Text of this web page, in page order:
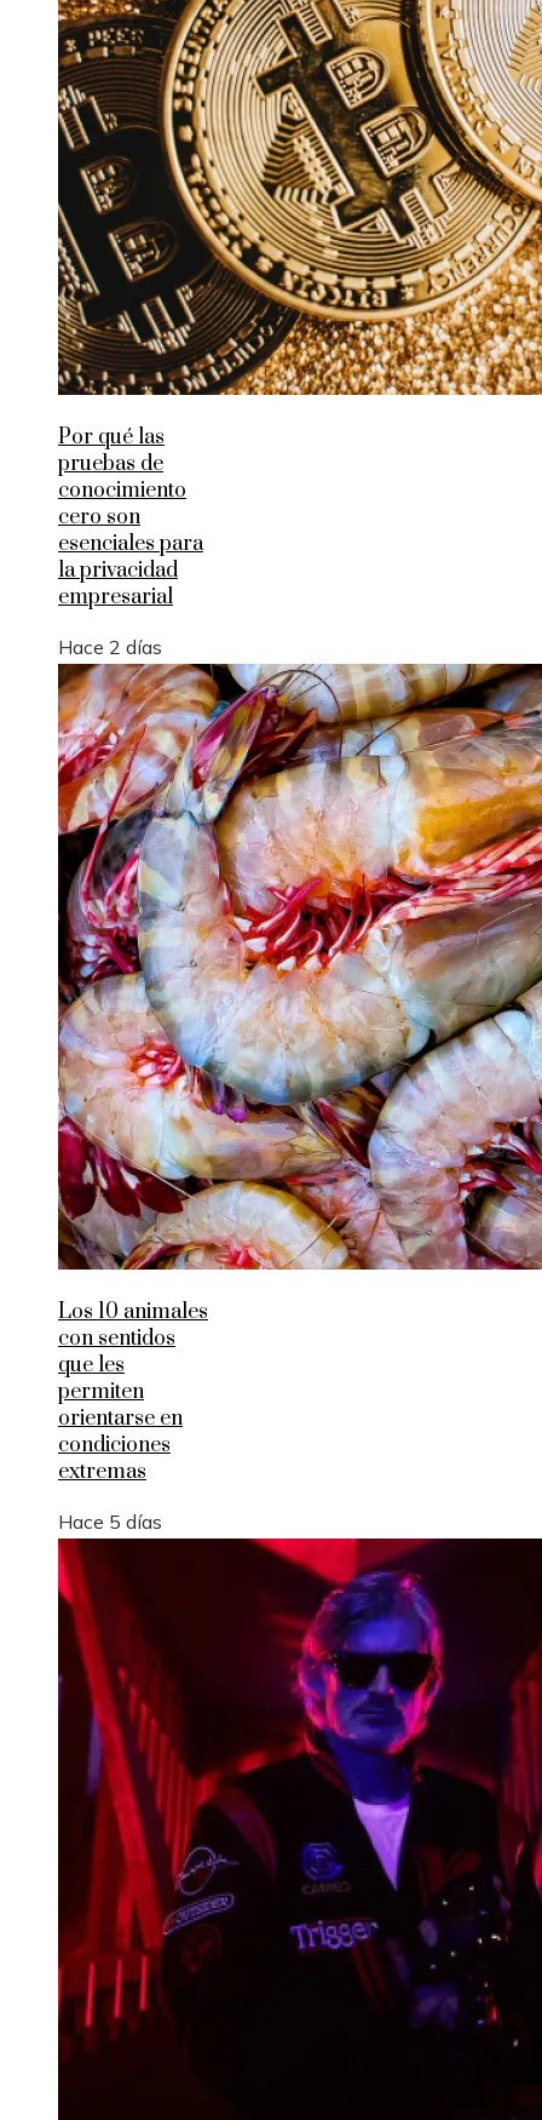
Por qué las
pruebas de
conocimiento
cero son
esenciales para
la privacidad
empresarial
Hace 2 días
Los 10 animales
con sentidos
que les
permiten
orientarse en
condiciones
extremas
Hace 5 días